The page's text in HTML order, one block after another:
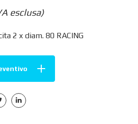
esclusa)
2 x diam. 80 RACING